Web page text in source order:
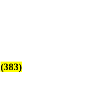
(383)